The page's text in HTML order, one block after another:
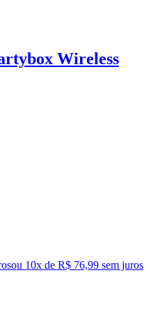
Wireless
ou 10x de R$ 76,99 sem juros